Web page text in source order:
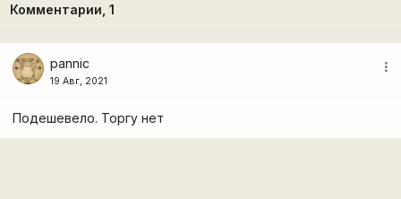
Комментарии, 1
pannic
19 Авг, 2021
more_vert
Подешевело. Торгу нет